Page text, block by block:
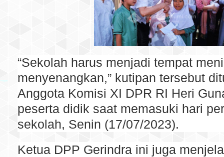
“Sekolah harus menjadi tempat
menyenangkan,” kutipan tersebut
Anggota Komisi XI DPR RI Heri
peserta didik saat memasuki hari
sekolah, Senin (17/07/2023).
Ketua DPP Gerindra ini juga